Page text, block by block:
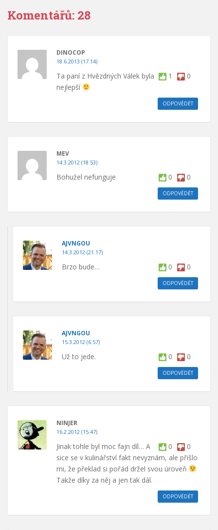
Komentářů: 28
DINOCOP
18.6.2013 (17.14)
1 0
Ta paní z Hvězdných Válek byla
nejlepší
ODPOVĚDĚT
MEV
14.3.2012 (18.53)
0 0
Bohužel nefunguje
ODPOVĚDĚT
AJVNGOU
14.3.2012 (21.17)
0 0
Brzo bude…
ODPOVĚDĚT
AJVNGOU
15.3.2012 (6.57)
0 0
Už to jede.
ODPOVĚDĚT
NINJER
16.2.2012 (15.47)
0 0
Jinak tohle byl moc fajn díl… A
sice se v kulinářství fakt nevyznám, ale přišlo
mi, že překlad si pořád držel svou úroveň
Takže díky za něj a jen tak dál.
ODPOVĚDĚT